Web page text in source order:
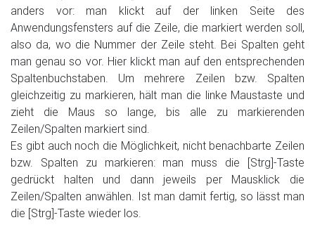
anders vor: man klickt auf der linken Seite des
Anwendungsfensters auf die Zeile, die markiert werden soll,
also da, wo die Nummer der Zeile steht. Bei Spalten geht
man genau so vor. Hier klickt man auf den entsprechenden
Spaltenbuchstaben. Um mehrere Zeilen bzw. Spalten
gleichzeitig zu markieren, hält man die linke Maustaste und
zieht die Maus so lange, bis alle zu markierenden
Zeilen/Spalten markiert sind.
Es gibt auch noch die Möglichkeit, nicht benachbarte Zeilen
bzw. Spalten zu markieren: man muss die [Strg]-Taste
gedrückt halten und dann jeweils per Mausklick die
Zeilen/Spalten anwählen. Ist man damit fertig, so lässt man
die [Strg]-Taste wieder los.